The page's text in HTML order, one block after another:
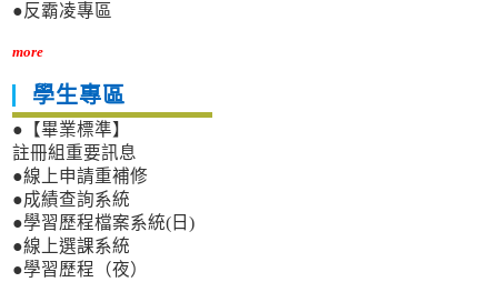
●反霸凌專區
more
學生專區
●【畢業標準】
註冊組重要訊息
●線上申請重補修
●成績查詢系統
●學習歷程檔案系統(日)
●線上選課系統
●學習歷程（夜）